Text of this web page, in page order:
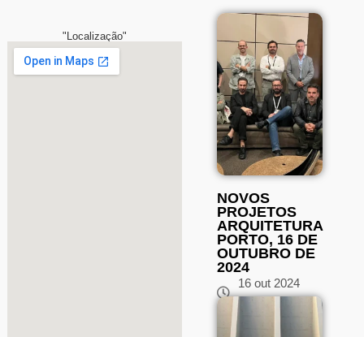
"Localização"
Próximos eventos
NOVOS
PROJETOS
ARQUITETURA
PORTO, 16 DE
OUTUBRO DE
2024
16 out 2024
16:00 h